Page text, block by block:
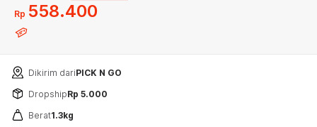
Rp 558 400
Dikirim dariPICK N GO
DropshipRp 5.000
Berat1.3kg